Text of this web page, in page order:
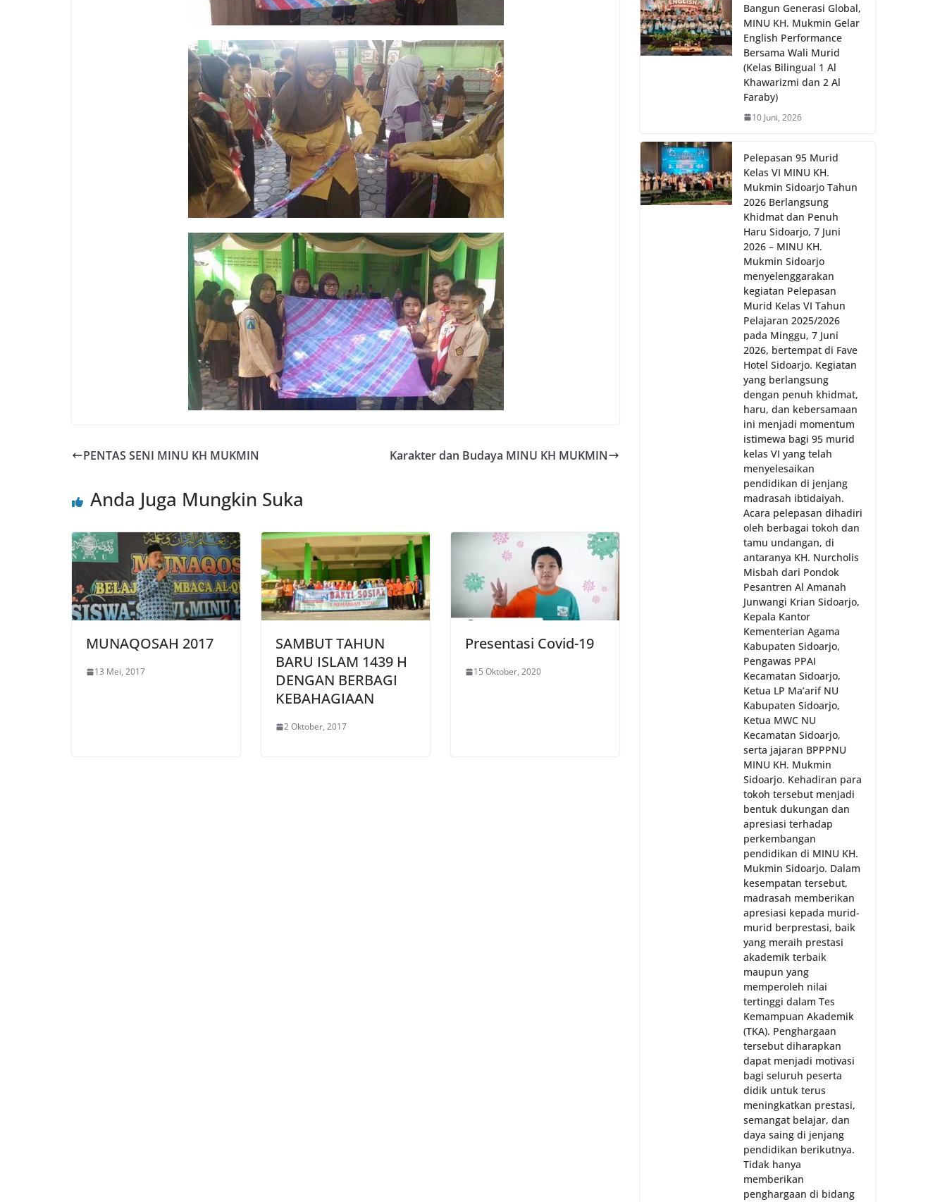
PENTAS SENI MINU KH MUKMIN Karakter dan Budaya MINU KH MUKMIN
Anda Juga Mungkin Suka
MUNAQOSAH 2017
13 Mei, 2017
SAMBUT TAHUN
BARU ISLAM 1439 H
DENGAN BERBAGI
KEBAHAGIAAN
2 Oktober, 2017
Presentasi Covid-19
15 Oktober, 2020
Bangun Generasi Global,
MINU KH. Mukmin Gelar
English Performance
Bersama Wali Murid
(Kelas Bilingual 1 Al
Khawarizmi dan 2 Al
Faraby)
10 Juni, 2026
Pelepasan 95 Murid
Kelas VI MINU KH.
Mukmin Sidoarjo Tahun
2026 Berlangsung
Khidmat dan Penuh
Haru Sidoarjo, 7 Juni
2026 – MINU KH.
Mukmin Sidoarjo
menyelenggarakan
kegiatan Pelepasan
Murid Kelas VI Tahun
Pelajaran 2025/2026
pada Minggu, 7 Juni
2026, bertempat di Fave
Hotel Sidoarjo. Kegiatan
yang berlangsung
dengan penuh khidmat,
haru, dan kebersamaan
ini menjadi momentum
istimewa bagi 95 murid
kelas VI yang telah
menyelesaikan
pendidikan di jenjang
madrasah ibtidaiyah.
Acara pelepasan dihadiri
oleh berbagai tokoh dan
tamu undangan, di
antaranya KH. Nurcholis
Misbah dari Pondok
Pesantren Al Amanah
Junwangi Krian Sidoarjo,
Kepala Kantor
Kementerian Agama
Kabupaten Sidoarjo,
Pengawas PPAI
Kecamatan Sidoarjo,
Ketua LP Ma’arif NU
Kabupaten Sidoarjo,
Ketua MWC NU
Kecamatan Sidoarjo,
serta jajaran BPPPNU
MINU KH. Mukmin
Sidoarjo. Kehadiran para
tokoh tersebut menjadi
bentuk dukungan dan
apresiasi terhadap
perkembangan
pendidikan di MINU KH.
Mukmin Sidoarjo. Dalam
kesempatan tersebut,
madrasah memberikan
apresiasi kepada murid-
murid berprestasi, baik
yang meraih prestasi
akademik terbaik
maupun yang
memperoleh nilai
tertinggi dalam Tes
Kemampuan Akademik
(TKA). Penghargaan
tersebut diharapkan
dapat menjadi motivasi
bagi seluruh peserta
didik untuk terus
meningkatkan prestasi,
semangat belajar, dan
daya saing di jenjang
pendidikan berikutnya.
Tidak hanya
memberikan
penghargaan di bidang